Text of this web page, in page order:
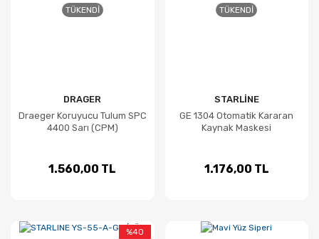
TÜKENDI
DRAGER
Draeger Koruyucu Tulum SPC
4400 Sarı (CPM)
1.560,00 TL
TÜKENDI
STARLİNE
GE 1304 Otomatik Kararan
Kaynak Maskesi
1.176,00 TL
%40